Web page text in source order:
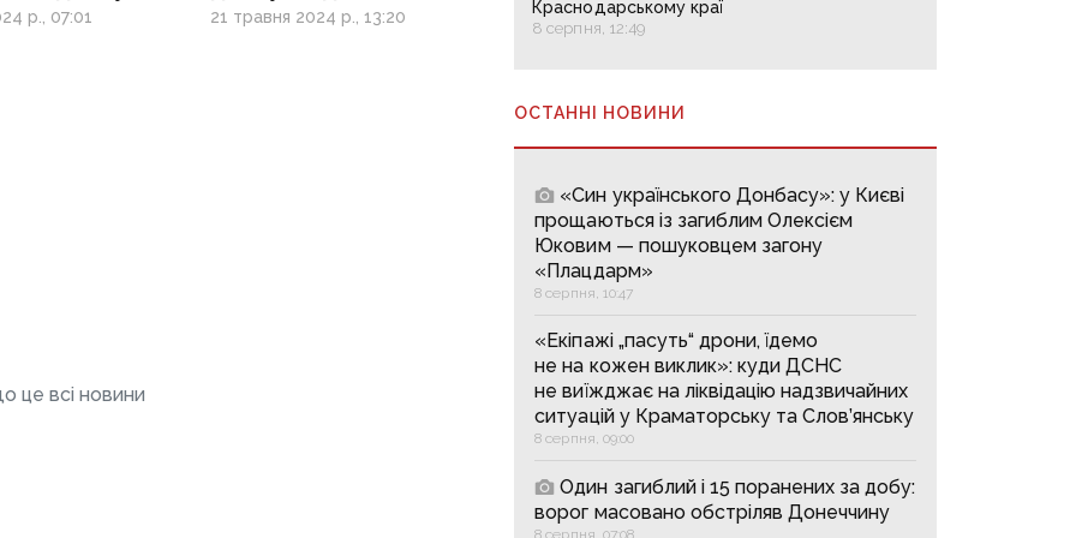
та їх
р., 07:01
ветеранів та їх родин
21 травня 2024 р., 13:20
це всі новини
Краснодарському краї
8 серпня, 12:49
ОСТАННІ НОВИНИ
«Син українського Донбасу»: у Києві
прощаються із загиблим Олексієм
Юковим — пошуковцем загону
«Плацдарм»
8 серпня, 10:47
«Екіпажі „пасуть“ дрони, їдемо
не на кожен виклик»: куди ДСНС
не виїжджає на ліквідацію надзвичайних
ситуацій у Краматорську та Слов’янську
8 серпня, 09:00
Один загиблий і 15 поранених за добу:
ворог масовано обстріляв Донеччину
8 серпня, 07:08